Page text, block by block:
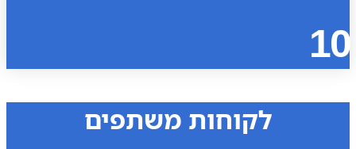
לקוחות משתפים